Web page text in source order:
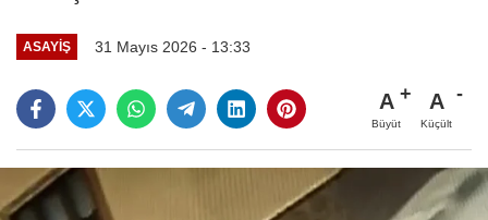
ASAYIŞ 31 Mayıs 2026 - 13:33
A
Büyüt
A
Küçült